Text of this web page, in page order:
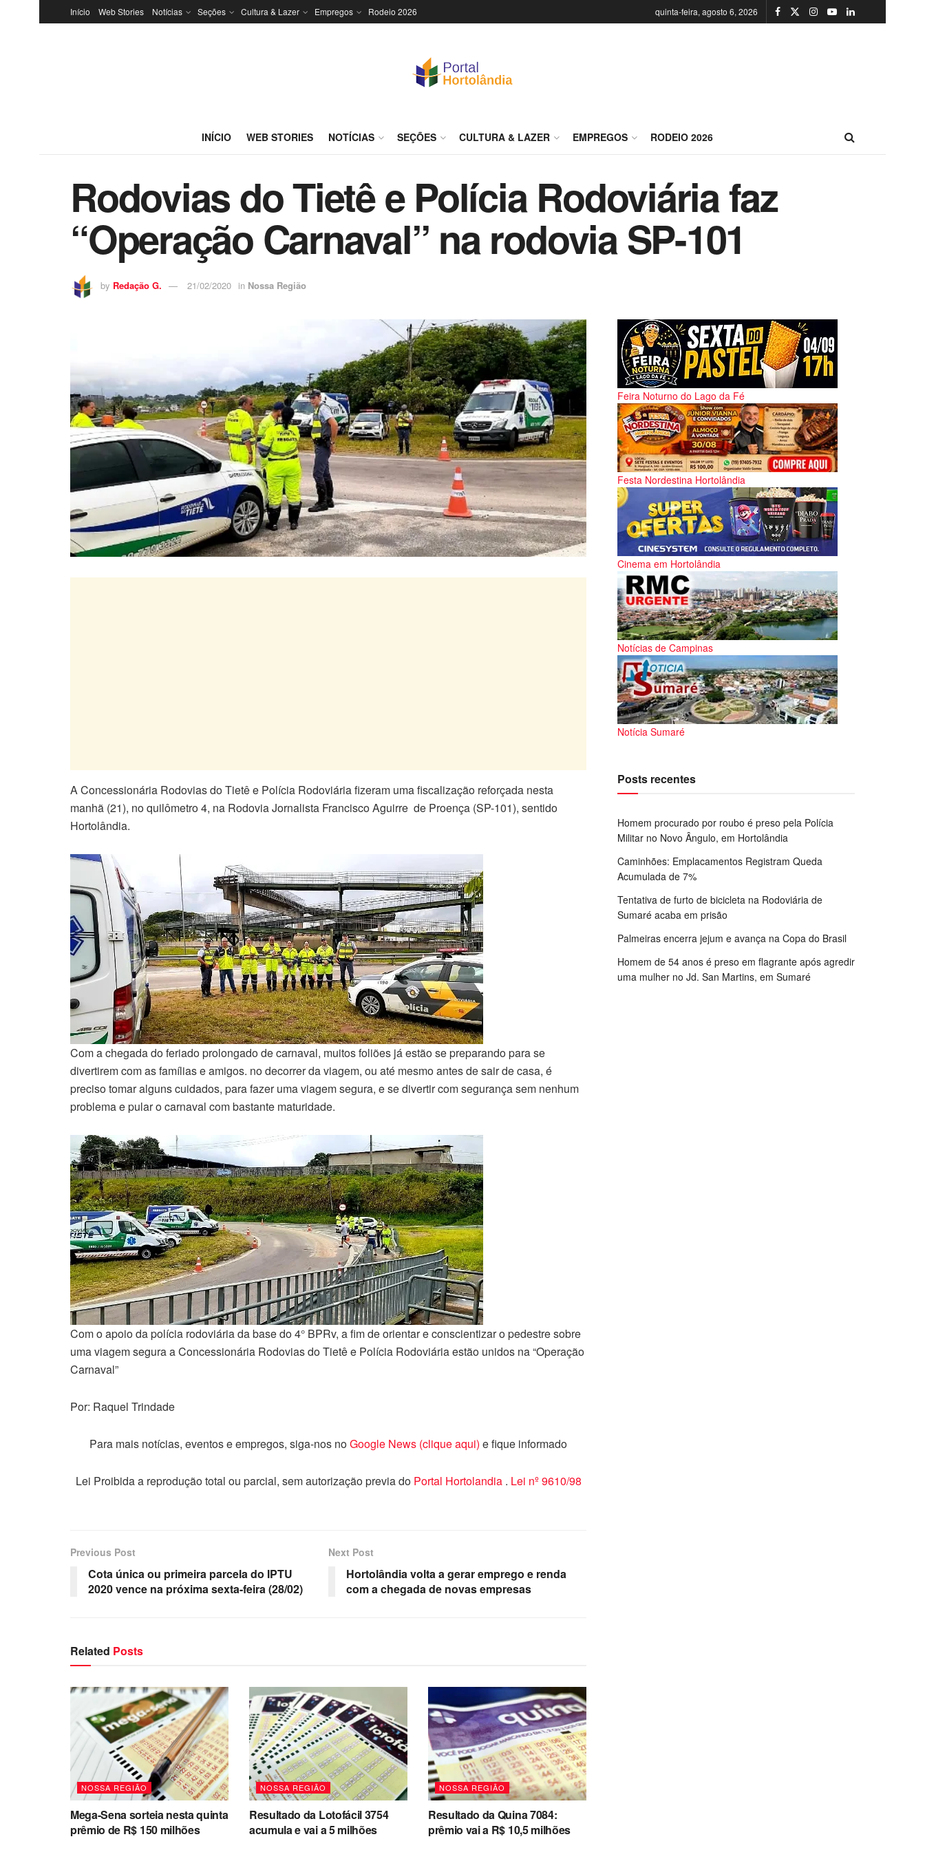
Início Web Stories Notícias Seções Cultura & Lazer Empregos Rodeio 2026 quinta-feira, agosto 6, 2026
INÍCIO WEB STORIES NOTÍCIAS SEÇÕES CULTURA & LAZER EMPREGOS RODEIO 2026
Rodovias do Tietê e Polícia Rodoviária faz
“Operação Carnaval” na rodovia SP-101
by Redação G. 21/02/2020 in Nossa Região
A Concessionária Rodovias do Tietê e Polícia Rodoviária fizeram uma fiscalização reforçada nesta
manhã (21), no quilômetro 4, na Rodovia Jornalista Francisco Aguirre de Proença (SP-101), sentido
Hortolândia.
Com a chegada do feriado prolongado de carnaval, muitos foliões já estão se preparando para se
divertirem com as famílias e amigos. no decorrer da viagem, ou até mesmo antes de sair de casa, é
preciso tomar alguns cuidados, para fazer uma viagem segura, e se divertir com segurança sem nenhum
problema e pular o carnaval com bastante maturidade.
Com o apoio da polícia rodoviária da base do 4° BPRv, a fim de orientar e conscientizar o pedestre sobre
uma viagem segura a Concessionária Rodovias do Tietê e Polícia Rodoviária estão unidos na “Operação
Carnaval”
Por: Raquel Trindade
Para mais notícias, eventos e empregos, siga-nos noGoogle News (clique aqui) e fique informado
Lei Proibida a reprodução total ou parcial, sem autorização previa do Portal Hortolandia . Lei nº 9610/98
Previous Post
Cota única ou primeira parcela do IPTU
2020 vence na próxima sexta-feira (28/02)
Next Post
Hortolândia volta a gerar emprego e renda
com a chegada de novas empresas
Related Posts
NOSSA REGIÃO
Mega-Sena sorteia nesta quinta
prêmio de R$ 150 milhões
NOSSA REGIÃO
Resultado da Lotofácil 3754
acumula e vai a 5 milhões
NOSSA REGIÃO
Resultado da Quina 7084:
prêmio vai a R$ 10,5 milhões
Feira Noturno do Lago da Fé
Festa Nordestina Hortolândia
Cinema em Hortolândia
Notícias de Campinas
Notícia Sumaré
Posts recentes
Homem procurado por roubo é preso pela Polícia
Militar no Novo Ângulo, em Hortolândia
Caminhões: Emplacamentos Registram Queda
Acumulada de 7%
Tentativa de furto de bicicleta na Rodoviária de
Sumaré acaba em prisão
Palmeiras encerra jejum e avança na Copa do Brasil
Homem de 54 anos é preso em flagrante após agredir
uma mulher no Jd. San Martins, em Sumaré